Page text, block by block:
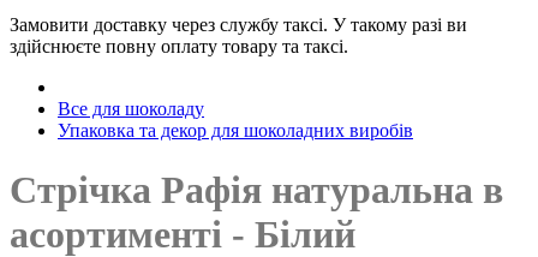
Замовити доставку через службу таксі. У такому разі ви
здійснюєте повну оплату товару та таксі.
Все для шоколаду
Упаковка та декор для шоколадних виробів
Стрічка Рафія натуральна в
асортименті - Білий